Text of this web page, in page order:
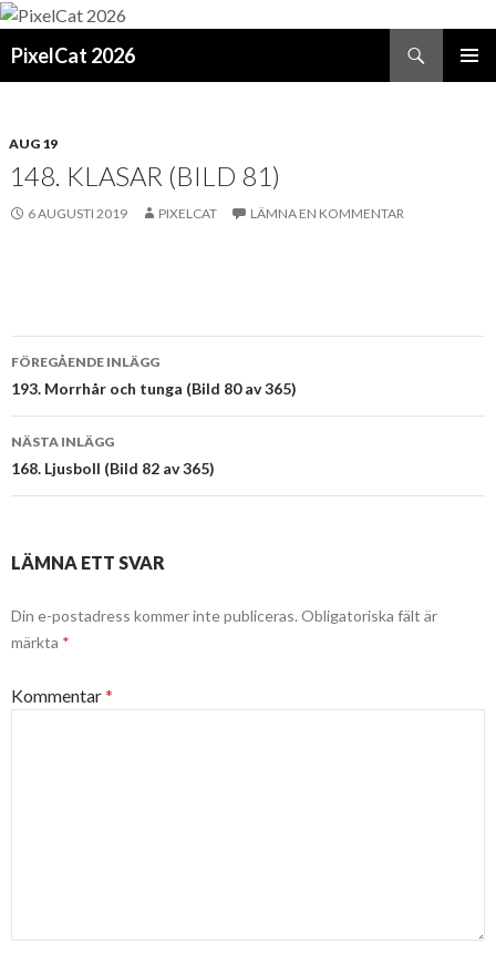
PixelCat 2026
AUG 19
148. KLASAR (BILD 81)
6 AUGUSTI 2019 PIXELCAT LÄMNA EN KOMMENTAR
Inläggsnavigering
FÖREGÅENDE INLÄGG
193. Morrhår och tunga (Bild 80 av 365)
NÄSTA INLÄGG
168. Ljusboll (Bild 82 av 365)
LÄMNA ETT SVAR
Din e-postadress kommer inte publiceras. Obligatoriska fält är
märkta *
Kommentar*